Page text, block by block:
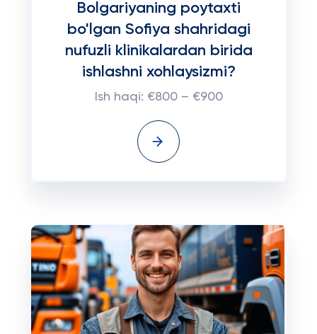
Bolgariyaning poytaxti
bo'lgan Sofiya shahridagi
nufuzli klinikalardan birida
ishlashni xohlaysizmi?
Ish haqi: €800 – €900